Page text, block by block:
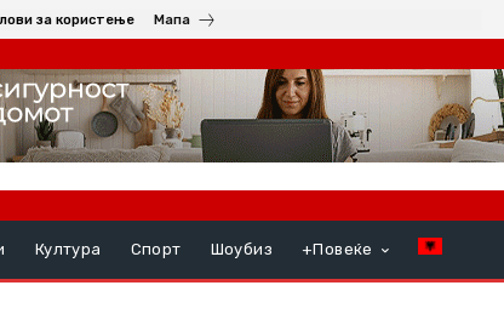
за користење Мапа
Култура Спорт Шоубиз +Повеќе
да помогне во несреќата кај Радишани, во која загина 19-